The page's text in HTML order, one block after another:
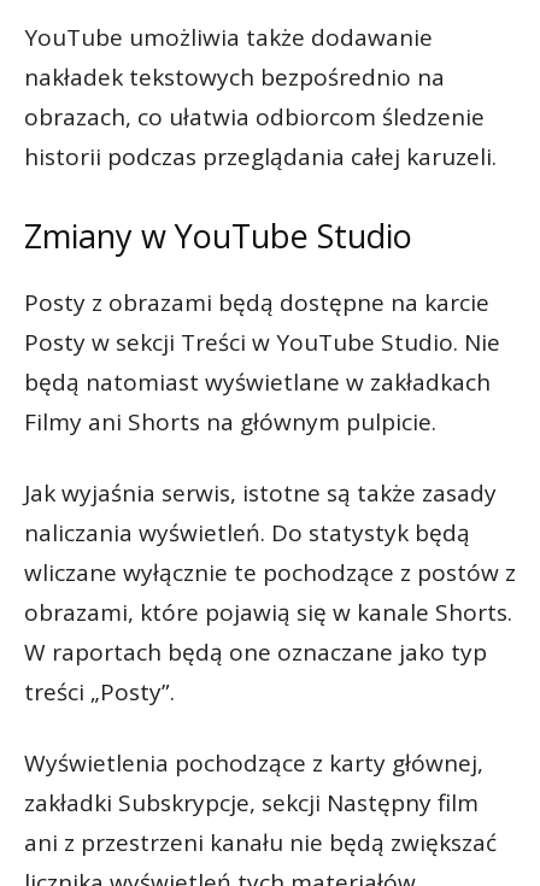
YouTube umożliwia także dodawanie
nakładek tekstowych bezpośrednio na
obrazach, co ułatwia odbiorcom śledzenie
historii podczas przeglądania całej karuzeli.
Zmiany w YouTube Studio
Posty z obrazami będą dostępne na karcie
Posty w sekcji Treści w YouTube Studio. Nie
będą natomiast wyświetlane w zakładkach
Filmy ani Shorts na głównym pulpicie.
Jak wyjaśnia serwis, istotne są także zasady
naliczania wyświetleń. Do statystyk będą
wliczane wyłącznie te pochodzące z postów z
obrazami, które pojawią się w kanale Shorts.
W raportach będą one oznaczane jako typ
treści „Posty”.
Wyświetlenia pochodzące z karty głównej,
zakładki Subskrypcje, sekcji Następny film
ani z przestrzeni kanału nie będą zwiększać